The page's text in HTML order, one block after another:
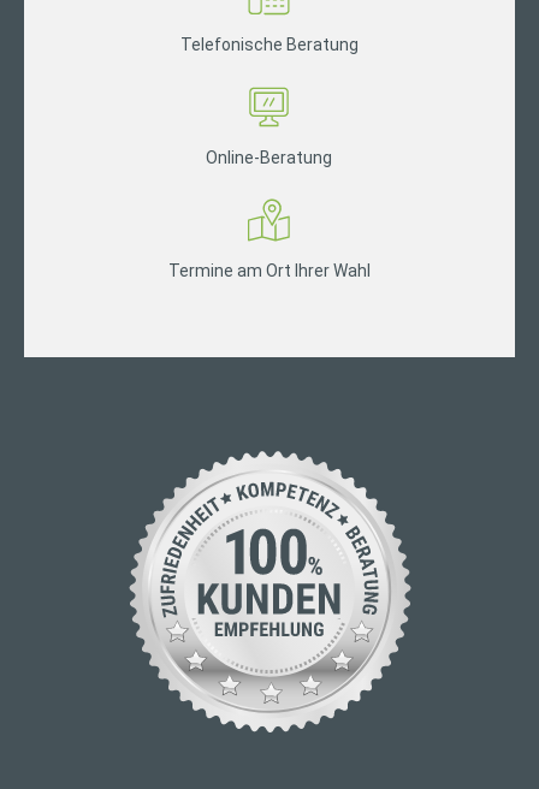
Telefonische Beratung
Online-Beratung
Termine am Ort Ihrer Wahl